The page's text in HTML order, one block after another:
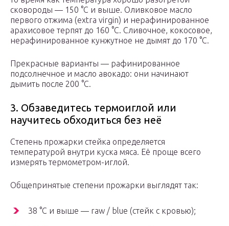
сковороды — 150 °С и выше. Оливковое масло
первого отжима (extra virgin) и нерафинированное
арахисовое терпят до 160 °С. Сливочное, кокосовое,
нерафинированное кунжутное не дымят до 170 °С.
Прекрасные варианты — рафинированное
подсолнечное и масло авокадо: они начинают
дымить после 200 °С.
3. Обзаведитесь термоиглой или
научитесь обходиться без неё
Степень прожарки стейка определяется
температурой внутри куска мяса. Её проще всего
измерять термометром-иглой.
Общепринятые степени прожарки выглядят так:
38 °С и выше — raw / blue (стейк с кровью);